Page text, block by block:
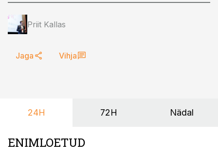
Priit Kallas
Jaga Vihja
24H 72H Nädal
ENIMLOETUD